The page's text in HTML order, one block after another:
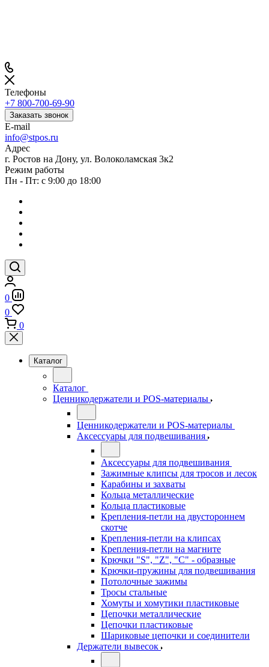
Телефоны
+7 800-700-69-90
Заказать звонок
E-mail
info@stpos.ru
Адрес
г. Ростов на Дону, ул. Волоколамская 3к2
Режим работы
Пн - Пт: с 9:00 до 18:00
0
0
0
Каталог
Каталог
Ценникодержатели и POS-материалы
Ценникодержатели и POS-материалы
Аксессуары для подвешивания
Аксессуары для подвешивания
Зажимные клипсы для тросов и лесок
Карабины и захваты
Кольца металлические
Кольца пластиковые
Крепления-петли на двустороннем
скотче
Крепления-петли на клипсах
Крепления-петли на магните
Крючки "S", "Z", "C" - образные
Крючки-пружины для подвешивания
Потолочные зажимы
Тросы стальные
Хомуты и хомутики пластиковые
Цепочки металлические
Цепочки пластиковые
Шариковые цепочки и соединители
Держатели вывесок